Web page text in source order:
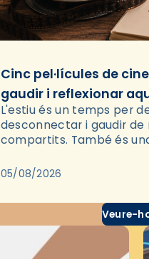
Cinc pel·lícules de
gaudir i reflexionar
L'estiu és un temps per
desconnectar i gaudir de
compartits. També és
través del cinema,
05/08/2026
Veure-